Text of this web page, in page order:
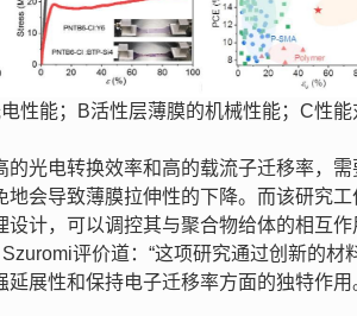
性能；B活性层薄膜的机械性能；C性能
光电转换效率和高的载流子迁移率，需
会导致薄膜拉伸性的下降。而该研究
计，可以调控其与聚合物给体的相互作
评价道：“这项研究通过创新的材
展性和保持电子迁移率方面的独特作用